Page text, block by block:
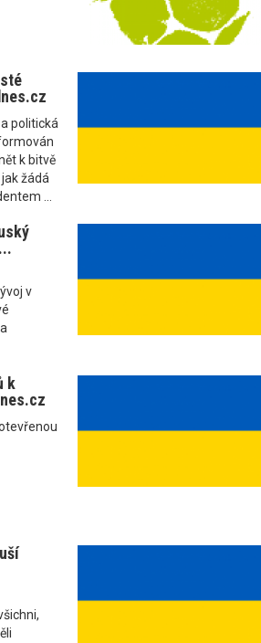
politická
k bitvě
žádá
...
v
k